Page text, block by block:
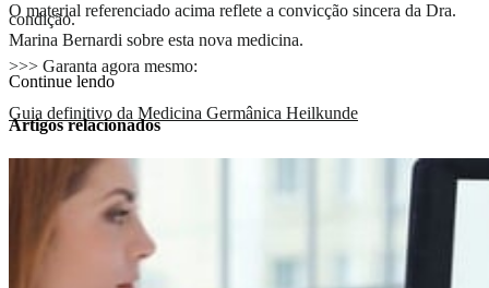
condição.
>>> Garanta agora mesmo:
Guia definitivo da Medicina Germânica Heilkunde
Conclusão
Espero que você tenha compreendido sobre como você pode ajudar
seu paciente que apresenta Síndrome Pós-Covid.
O material referenciado acima reflete a convicção sincera da Dra.
Marina Bernardi sobre esta nova medicina.
Continue lendo
Artigos relacionados